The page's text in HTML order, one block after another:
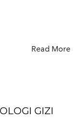
Read More
GIZI